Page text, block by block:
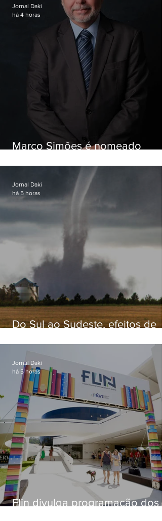
Marco Simões é nomeado
Jornal Daki
há 4 horas
Do Sul ao Sudeste, efeitos de
apreensão na população
Jornal Daki
há 5 horas
Flin divulga programação dos
Jornal Daki
há 5 horas